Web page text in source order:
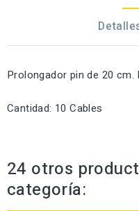
Prolongador pin de 20
Cantidad: 10 Cables
24 otros
categoría: